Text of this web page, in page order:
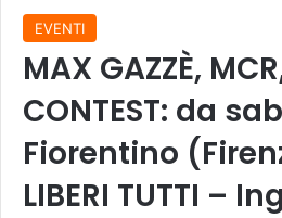
EVENTI
MAX GAZZÈ,
CONTEST: da
Fiorentino
LIBERI TUTTI –